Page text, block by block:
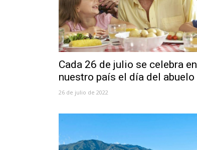
Cada 26 de julio se celebra en
nuestro país el día del abuelo
26 de julio de 2022